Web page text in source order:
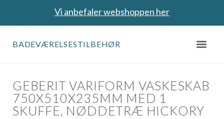
Vi anbefaler webshoppen her
BADEVÆRELSESTILBEHØR
GEBERIT VARIFORM VASKESKAB
750X510X235MM MED 1
SKUFFE, NØDDETRÆ HICKORY